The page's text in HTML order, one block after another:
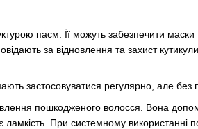
пасм. Її можуть забезпечити
за відновлення та захист
застосовуватися регулярно, але
пошкодженого волосся. Вона
При системному використанні